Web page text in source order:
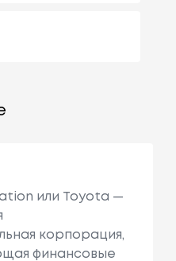
или Toyota —
корпорация,
финансовые